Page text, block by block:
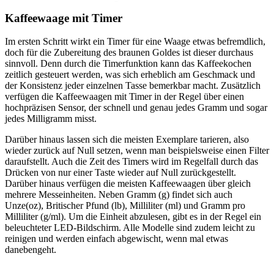
Kaffeewaage mit Timer
Im ersten Schritt wirkt ein Timer für eine Waage etwas befremdlich,
doch für die Zubereitung des braunen Goldes ist dieser durchaus
sinnvoll. Denn durch die Timerfunktion kann das Kaffeekochen
zeitlich gesteuert werden, was sich erheblich am Geschmack und
der Konsistenz jeder einzelnen Tasse bemerkbar macht. Zusätzlich
verfügen die Kaffeewaagen mit Timer in der Regel über einen
hochpräzisen Sensor, der schnell und genau jedes Gramm und sogar
jedes Milligramm misst.
Darüber hinaus lassen sich die meisten Exemplare tarieren, also
wieder zurück auf Null setzen, wenn man beispielsweise einen Filter
daraufstellt. Auch die Zeit des Timers wird im Regelfall durch das
Drücken von nur einer Taste wieder auf Null zurückgestellt.
Darüber hinaus verfügen die meisten Kaffeewaagen über gleich
mehrere Messeinheiten. Neben Gramm (g) findet sich auch
Unze(oz), Britischer Pfund (lb), Milliliter (ml) und Gramm pro
Milliliter (g/ml). Um die Einheit abzulesen, gibt es in der Regel ein
beleuchteter LED-Bildschirm. Alle Modelle sind zudem leicht zu
reinigen und werden einfach abgewischt, wenn mal etwas
danebengeht.